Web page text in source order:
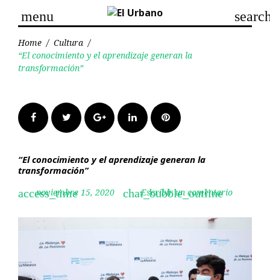
menu
Home / Cultura /
“El conocimiento y el aprendizaje generan la
transformación”
FacebookTwitter Google+LinkedInPinterest
“El conocimiento y el aprendizaje generan la
transformación”
access_time
noviembre 15, 2020 chat_bubble_outline
Escribir un comentario